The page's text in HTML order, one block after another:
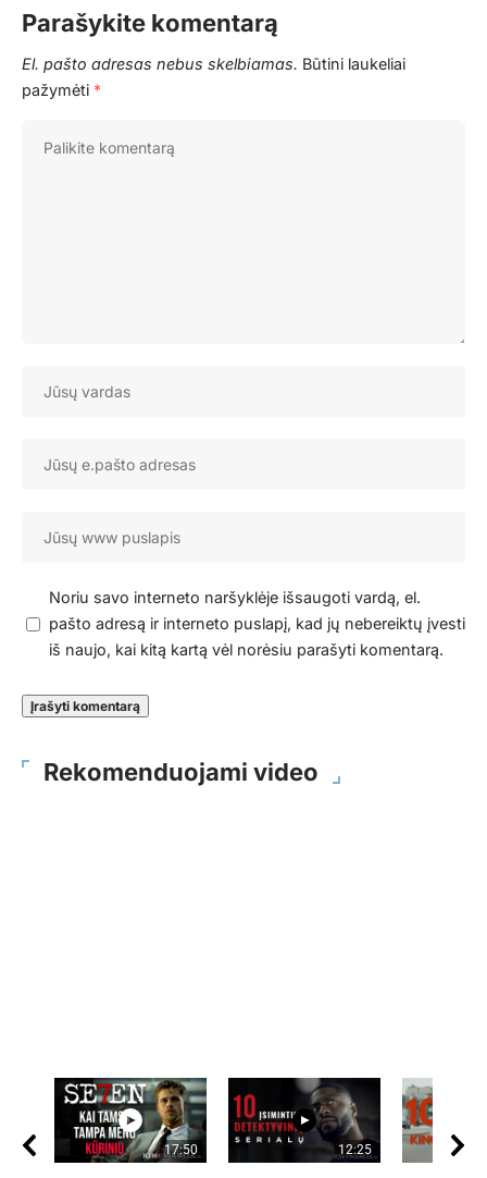
Parašykite komentarą
El. pašto adresas nebus skelbiamas. Būtini laukeliai
pažymėti *
Noriu savo interneto naršyklėje išsaugoti vardą, el.
pašto adresą ir interneto puslapį, kad jų nebereiktų įvesti
iš naujo, kai kitą kartą vėl norėsiu parašyti komentarą.
Rekomenduojami video
17:50 12:25